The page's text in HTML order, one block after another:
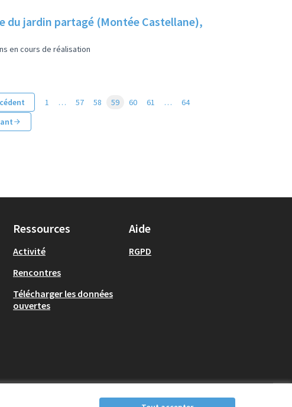
du jardin partagé (Montée Castellane),
en cours de réalisation
1 … 57 58 59 60 61 …
64
Ressources
Activité
Rencontres
Télécharger les données
ouvertes
Aide
RGPD